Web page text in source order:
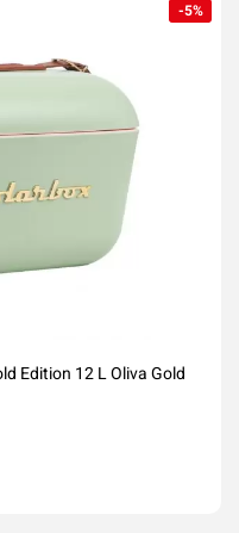
-5%
Edition 12 L Oliva Gold